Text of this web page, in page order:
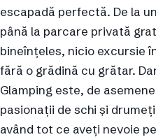
escapadă perfectă. De la
până la parcare privată
bineînțeles, nicio excursie
fără o grădină cu grătar.
Glamping este, de
pasionații de schi și
având tot ce aveți nevoie